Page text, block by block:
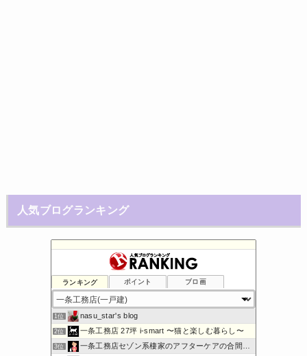
人気ブログランキング
ランキング ポイント ブロ画
1位 nasu_star's blog
2位 一条工務店 27坪 i-smart 〜猫と楽しむ暮らし〜
3位 一条工務店セゾン系棲家のアフターケアの合間に綴るブログ